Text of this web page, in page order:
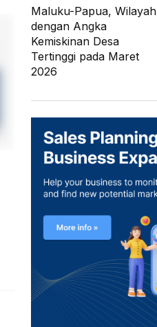
Maluku-Papua, Wilayah
dengan Angka
Kemiskinan Desa
Tertinggi pada Maret
2026